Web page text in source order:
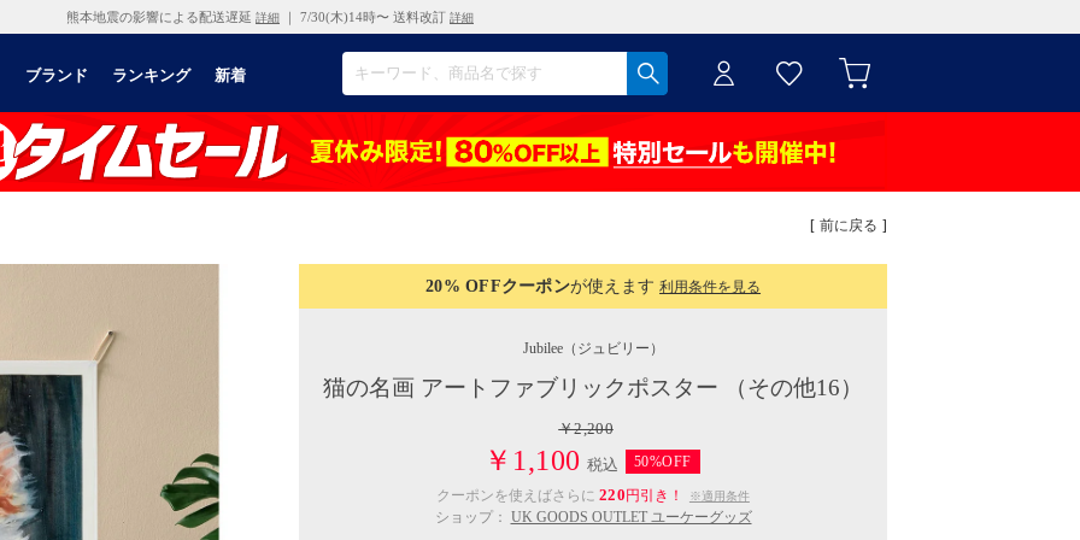
熊本地震の影響による配送遅延 詳細 ｜ 7/30(木)14時〜 送料改訂 詳細
ブランド ランキング 新着
[ 前に戻る ]
20% OFFクーポンが使えます 利用条件を見る
Jubilee（ジュビリー）
猫の名画 アートファブリックポスター （その他16）
￥2,200
￥1,100 税込
50%OFF
クーポンを使えばさらに220円引き！ ※適用条件
ショップ： UK GOODS OUTLET ユーケーグッズ